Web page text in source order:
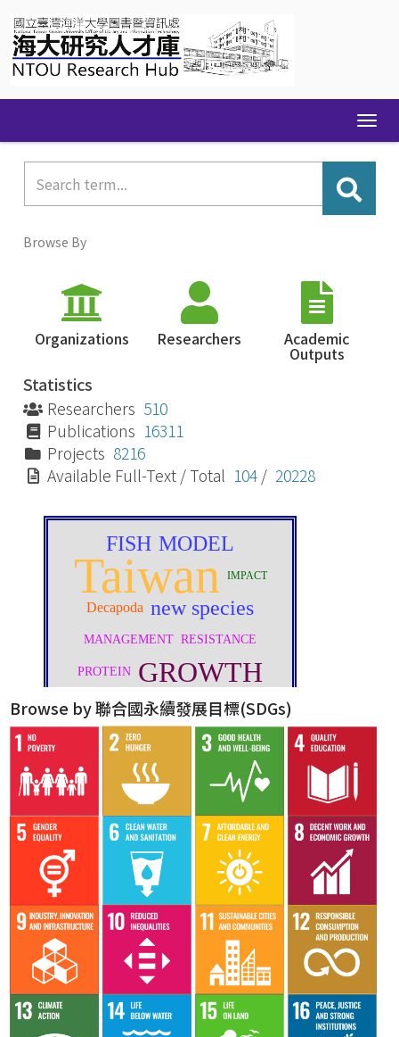
navigation
Browse By
Organizations Researchers Academic
Outputs
Statistics
Researchers 510
Publications 16311
Projects 8216
Available Full-Text / Total 104 / 20228
Browse by 聯合國永續發展目標(SDGs)